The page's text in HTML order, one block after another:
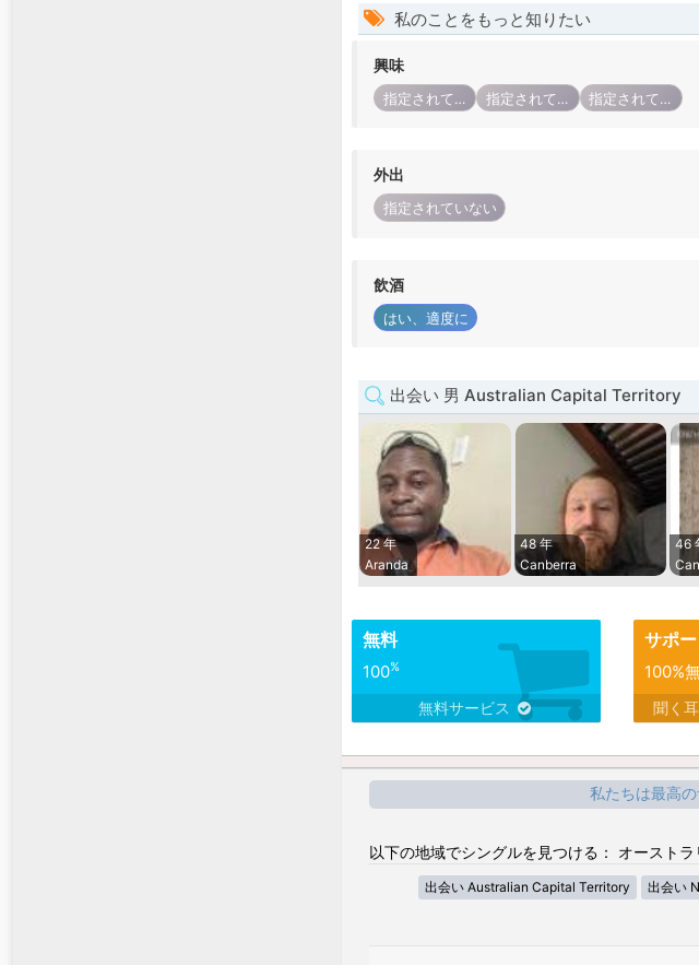
私のことをもっと知りたい
興味
指定されていない 指定されていない 指定されていない
外出
指定されていない
飲酒
はい、適度に
出会い 男 Australian Capital Territory
22 年
Aranda
48 年
Canberra
46
無料
100%
無料サービス
サポー
100%
聞く
私たちは最高
以下の地域でシングルを見つける： オーストラ
出会い Australian Capital Territory 出会い